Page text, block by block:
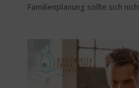
Familienplanung sollte sich